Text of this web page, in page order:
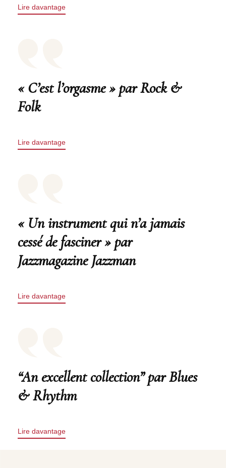
Lire davantage
« C’est l’orgasme » par Rock &
Folk
Lire davantage
« Un instrument qui n’a jamais
cessé de fasciner » par
Jazzmagazine Jazzman
Lire davantage
“An excellent collection” par Blues
& Rhythm
Lire davantage